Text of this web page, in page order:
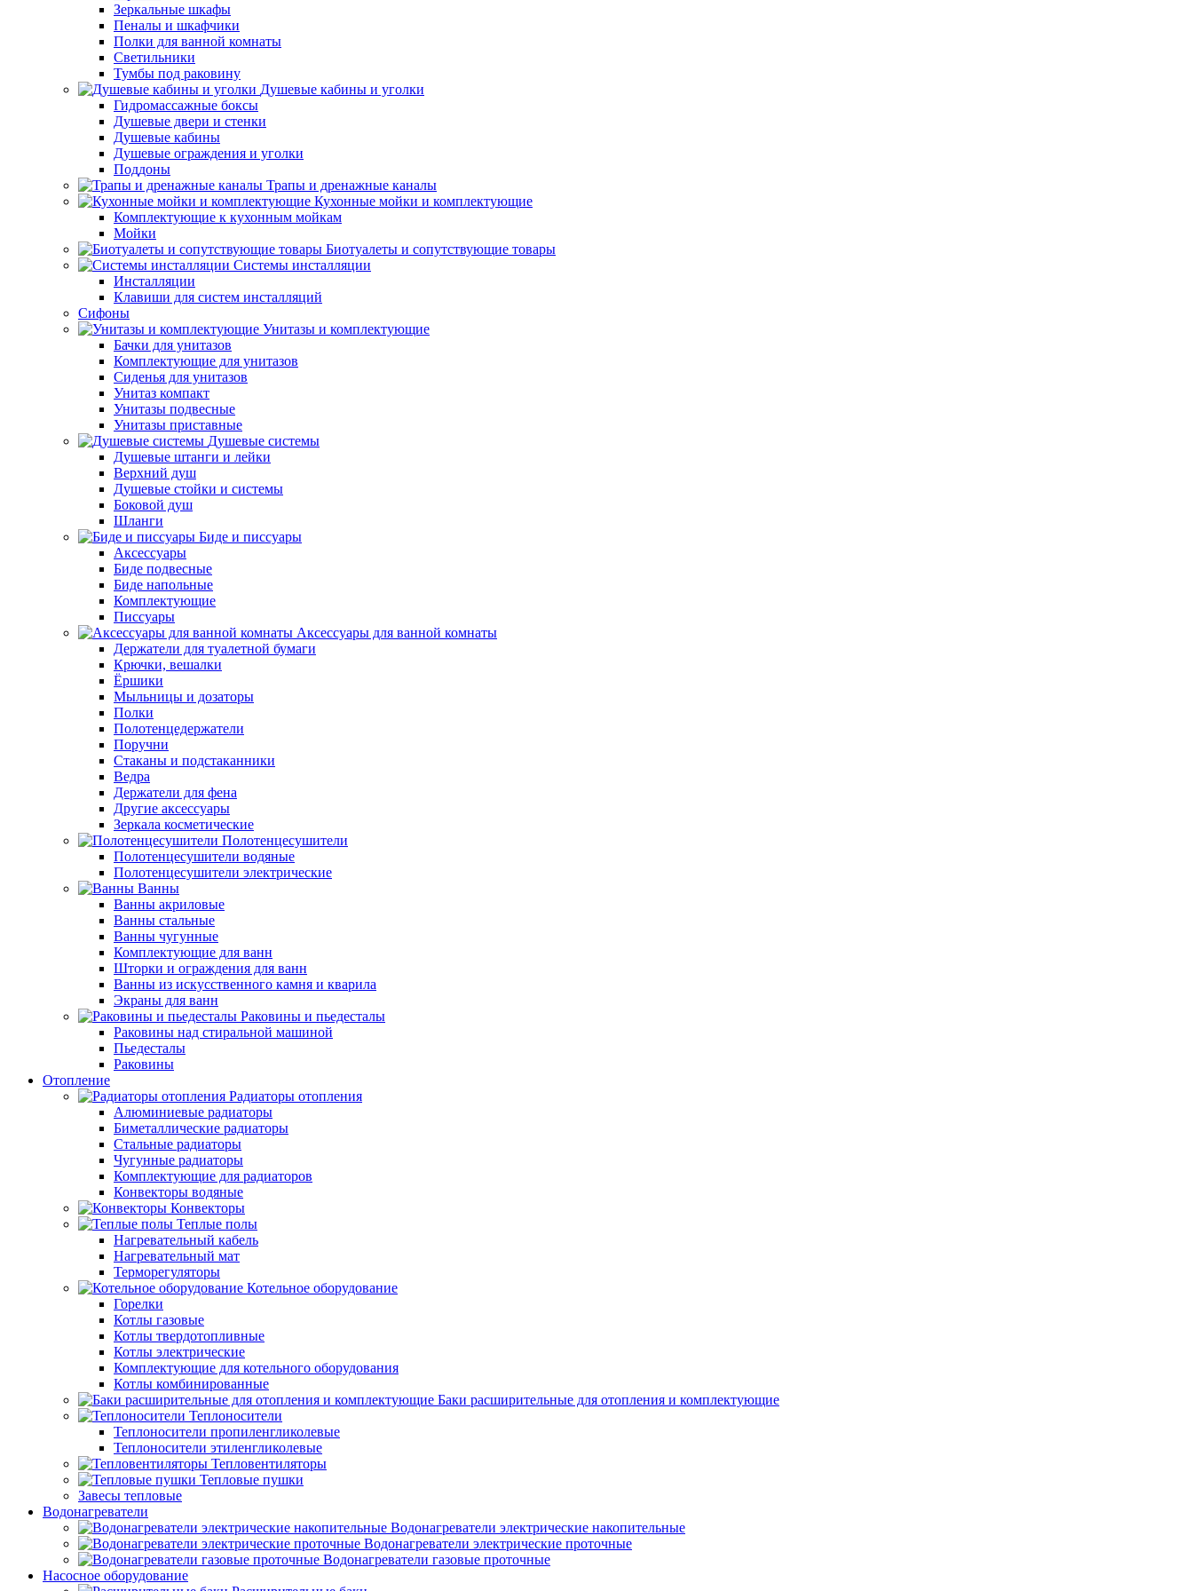
Зеркальные шкафы
Пеналы и шкафчики
Полки для ванной комнаты
Светильники
Тумбы под раковину
Душевые кабины и уголки
Гидромассажные боксы
Душевые двери и стенки
Душевые кабины
Душевые ограждения и уголки
Поддоны
Трапы и дренажные каналы
Кухонные мойки и комплектующие
Комплектующие к кухонным мойкам
Мойки
Биотуалеты и сопутствующие товары
Системы инсталляции
Инсталляции
Клавиши для систем инсталляций
Сифоны
Унитазы и комплектующие
Бачки для унитазов
Комплектующие для унитазов
Сиденья для унитазов
Унитаз компакт
Унитазы подвесные
Унитазы приставные
Душевые системы
Душевые штанги и лейки
Верхний душ
Душевые стойки и системы
Боковой душ
Шланги
Биде и писсуары
Аксессуары
Биде подвесные
Биде напольные
Комплектующие
Писсуары
Аксессуары для ванной комнаты
Держатели для туалетной бумаги
Крючки, вешалки
Ёршики
Мыльницы и дозаторы
Полки
Полотенцедержатели
Поручни
Стаканы и подстаканники
Ведра
Держатели для фена
Другие аксессуары
Зеркала косметические
Полотенцесушители
Полотенцесушители водяные
Полотенцесушители электрические
Ванны
Ванны акриловые
Ванны стальные
Ванны чугунные
Комплектующие для ванн
Шторки и ограждения для ванн
Ванны из искусственного камня и кварила
Экраны для ванн
Раковины и пьедесталы
Раковины над стиральной машиной
Пьедесталы
Раковины
Отопление
Радиаторы отопления
Алюминиевые радиаторы
Биметаллические радиаторы
Стальные радиаторы
Чугунные радиаторы
Комплектующие для радиаторов
Конвекторы водяные
Конвекторы
Теплые полы
Нагревательный кабель
Нагревательный мат
Терморегуляторы
Котельное оборудование
Горелки
Котлы газовые
Котлы твердотопливные
Котлы электрические
Комплектующие для котельного оборудования
Котлы комбинированные
Баки расширительные для отопления и комплектующие
Теплоносители
Теплоносители пропиленгликолевые
Теплоносители этиленгликолевые
Тепловентиляторы
Тепловые пушки
Завесы тепловые
Водонагреватели
Водонагреватели электрические накопительные
Водонагреватели электрические проточные
Водонагреватели газовые проточные
Насосное оборудование